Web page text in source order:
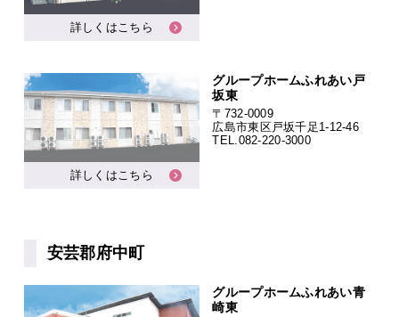
詳しくはこちら
詳しくはこちら
グループホームふれあい戸
坂東
〒732-0009
広島市東区戸坂千足1-12-46
TEL.082-220-3000
安芸郡府中町
グループホームふれあい青
崎東